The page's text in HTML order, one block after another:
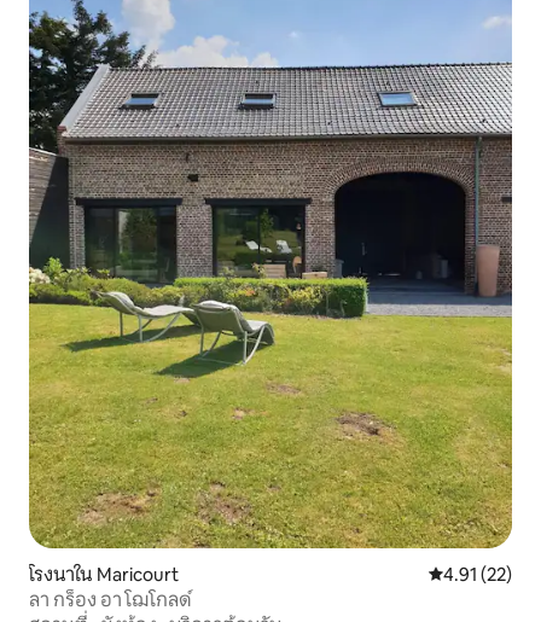
โรงนาใน Maricourt คะแนนเฉลี่ย
4.91 (22)
ลา กร็อง อา โฌโกลด์